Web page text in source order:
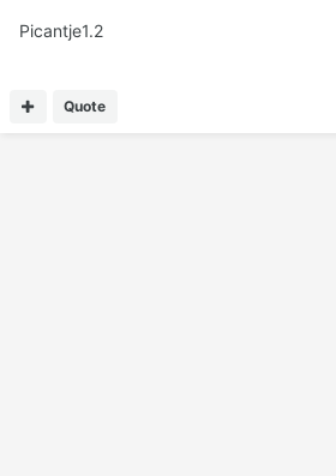
Picantje1.2
Quote